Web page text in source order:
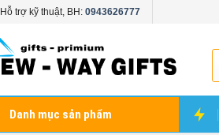
Hỗ trợ kỹ thuật, BH: 0943626777
Danh mục sản phẩm